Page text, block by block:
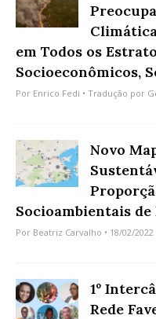
em Todos os
Socioeconômicos,
Por Enrico Fedi • Tradução por
Novo
Socioambientais de
Por Beatriz Carvalho • 18/02/2022
1º
Rede